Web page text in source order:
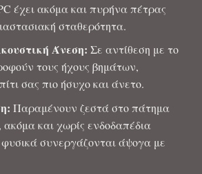
έχει ακόμα και πυρήνα πέτρας
σταθερότητα.
Άνεση: Σε αντίθεση με το
τους ήχους βημάτων,
σας πιο ήσυχο και άνετο.
Παραμένουν ζεστά στο πάτημα
και χωρίς ενδοδαπέδια
συνεργάζονται άψογα με